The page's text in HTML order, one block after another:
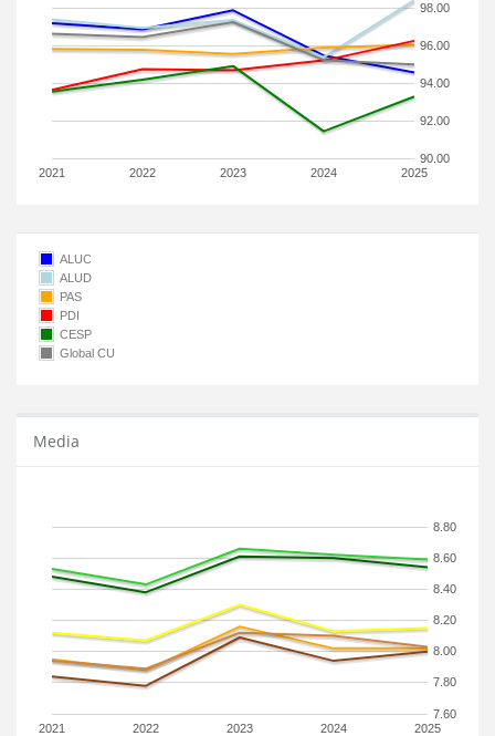
2021 2022 2023 2024 2025
90.00
92.00
94.00
96.00
98.00
ALUC
ALUD
PAS
PDI
CESP
Global CU
Media
2021 2022 2023 2024 2025
7.60
7.80
8.00
8.20
8.40
8.60
8.80